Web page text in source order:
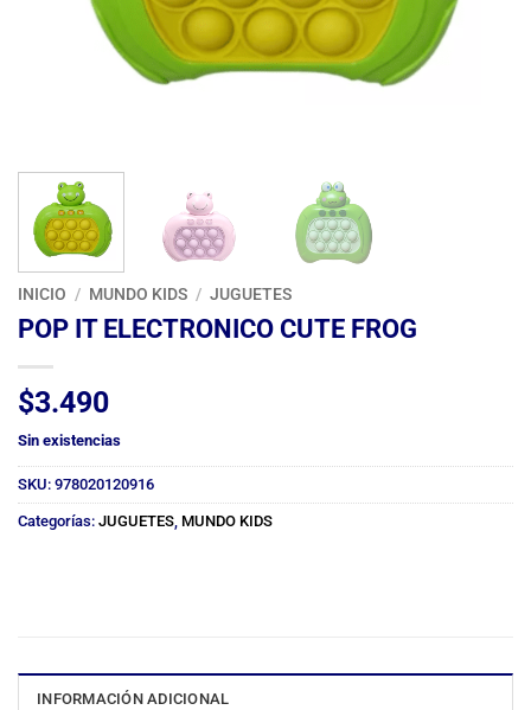
INICIO / MUNDO KIDS / JUGUETES
POP IT ELECTRONICO CUTE FROG
$3.490
Sin existencias
SKU: 978020120916
Categorías: JUGUETES MUNDO KIDS
INFORMACIÓN ADICIONAL